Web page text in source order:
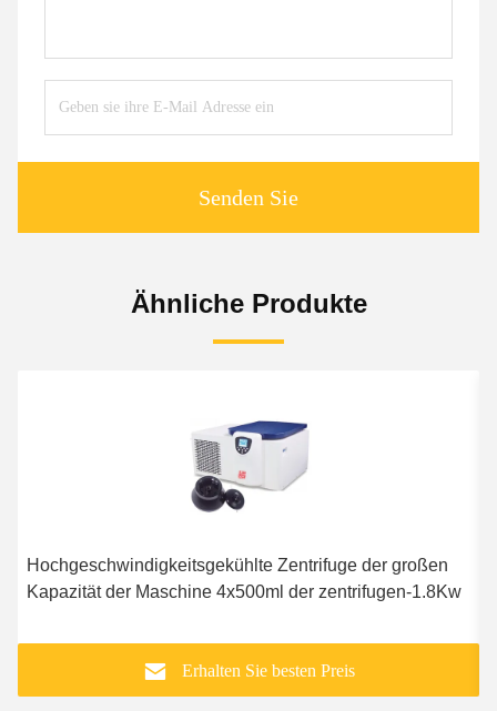
Senden Sie
Ähnliche Produkte
Hochgeschwindigkeitsgekühlte Zentrifuge der großen
Kapazität der Maschine 4x500ml der zentrifugen-1.8Kw
Erhalten Sie besten Preis